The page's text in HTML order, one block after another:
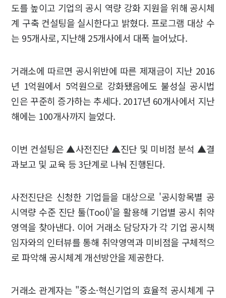
도를 높이고 기업의 공시 역량 강화 지원을 위해 공시체
계 구축 컨설팅을 실시한다고 밝혔다. 프로그램 대상 수
는 95개사로, 지난해 25개사에서 대폭 늘어났다.
거래소에 따르면 공시위반에 따른 제재금이 지난 2016
년 1억원에서 5억원으로 강화됐음에도 불성실 공시법
인은 꾸준히 증가하는 추세다. 2017년 60개사에서 지난
해에는 100개사까지 늘었다.
이번 컨설팅은 ▲사전진단 ▲진단 및 미비점 분석 ▲결
과보고 및 교육 등 3단계로 나눠 진행된다.
사전진단은 신청한 기업들을 대상으로 '공시항목별 공
시역량 수준 진단 툴(Tool)'을 활용해 기업별 공시 취약
영역을 찾아낸다. 이어 거래소 담당자가 각 기업 공시책
임자와의 인터뷰를 통해 취약영역과 미비점을 구체적으
로 파악해 공시체계 개선방안을 제공한다.
거래소 관계자는 "중소·혁신기업의 효율적 공시체계 구